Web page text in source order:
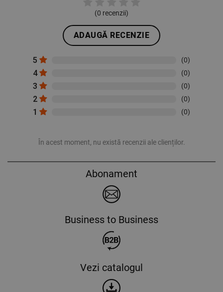
(0 recenzii)
ADAUGĂ RECENZIE
5 (0)
4 (0)
3 (0)
2 (0)
1 (0)
În acest moment, nu există recenzii ale clienților.
Abonament
Business to Business
Vezi catalogul